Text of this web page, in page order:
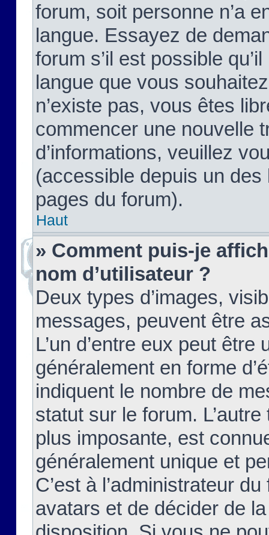
forum, soit personne n’a
langue. Essayez de
forum s’il est possible
langue que vous
n’existe pas, vous êtes
commencer une nouvelle
d’informations, veuillez
(accessible depuis un
pages du forum).
Haut
» Comment puis-je
nom d’utilisateur ?
Deux types d’images,
messages, peuvent être
L’un d’entre eux peut
généralement en forme
indiquent le nombre de
statut sur le forum.
plus imposante, est
généralement unique et
C’est à l’administrateur
avatars et de décider de